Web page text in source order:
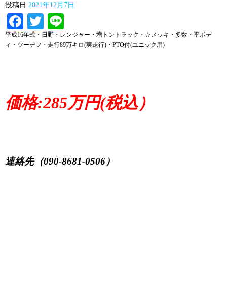
投稿日 2021年12月7日
Facebook
Twitter
平成16年式・日野・レンジャー・増トントラック・☆メッキ・多数・平ボデ
ィ・ツーデフ・走行89万キロ(実走行)・PTO付(ユニック用)
価格:285万円(税込）
連絡先（090-8681-0506）